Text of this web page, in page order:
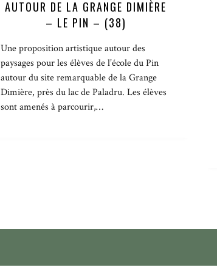
AUTOUR DE LA GRANGE DIMIÈRE
– LE PIN – (38)
Une proposition artistique autour des
paysages pour les élèves de l’école du Pin
autour du site remarquable de la Grange
Dimière, près du lac de Paladru. Les élèves
sont amenés à parcourir,…